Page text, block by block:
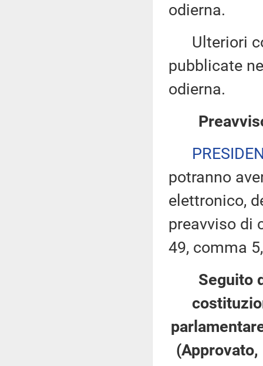
odierna.
Ulteriori
pubblicate
odierna.
potranno
elettronico,
preavviso di
49, comma
Seguito